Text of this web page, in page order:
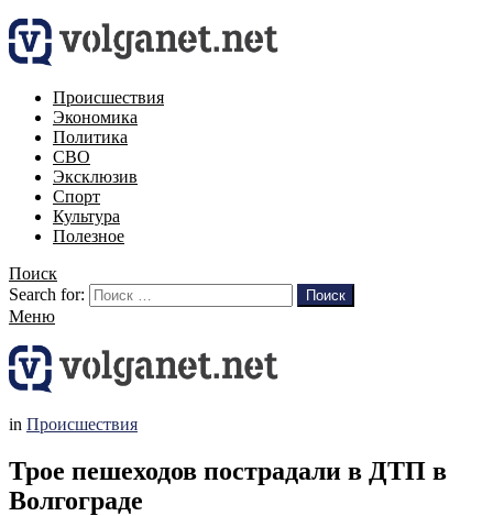
Происшествия
Экономика
Политика
СВО
Эксклюзив
Спорт
Культура
Полезное
Поиск
Search for:
Поиск
Меню
in Происшествия
Трое пешеходов пострадали в ДТП в
Волгограде